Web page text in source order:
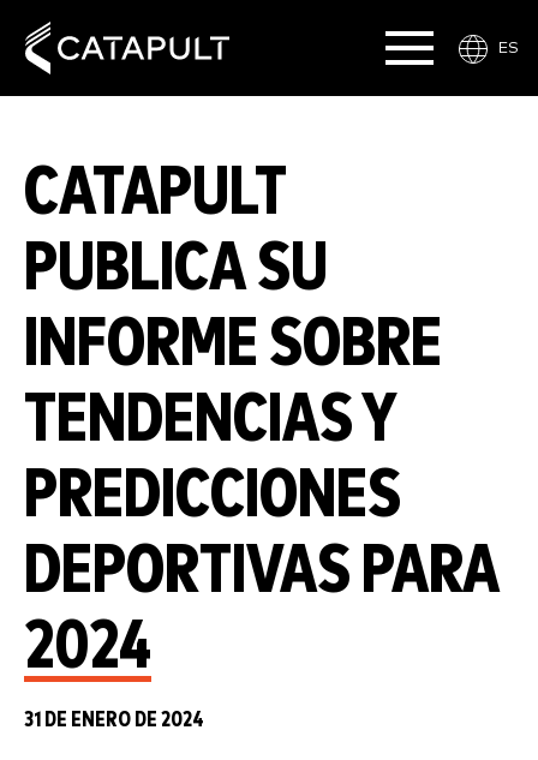
ES
CATAPULT
PUBLICA SU
INFORME SOBRE
TENDENCIAS Y
PREDICCIONES
DEPORTIVAS PARA
2024
31 DE ENERO DE 2024